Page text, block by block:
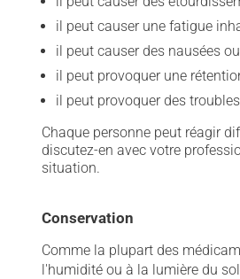
il peut causer une fatigue
il peut causer des nausées
il peut provoquer une
il peut provoquer des
Chaque personne peut réagir
discutez-en avec votre
situation.
Conservation
Comme la plupart des
l'humidité ou à la lumière du